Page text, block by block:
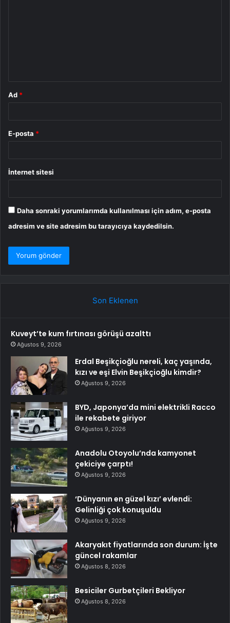
Ad *
E-posta *
İnternet sitesi
Daha sonraki yorumlarımda kullanılması için adım, e-posta
adresim ve site adresim bu tarayıcıya kaydedilsin.
Son Eklenen
Kuveyt’te kum fırtınası görüşü azalttı
Ağustos 9, 2026
Erdal Beşikçioğlu nereli, kaç yaşında,
kızı ve eşi Elvin Beşikçioğlu kimdir?
Ağustos 9, 2026
BYD, Japonya’da mini elektrikli Racco
ile rekabete giriyor
Ağustos 9, 2026
Anadolu Otoyolu’nda kamyonet
çekiciye çarptı!
Ağustos 9, 2026
‘Dünyanın en güzel kızı’ evlendi:
Gelinliği çok konuşuldu
Ağustos 9, 2026
Akaryakıt fiyatlarında son durum: İşte
güncel rakamlar
Ağustos 8, 2026
Besiciler Gurbetçileri Bekliyor
Ağustos 8, 2026